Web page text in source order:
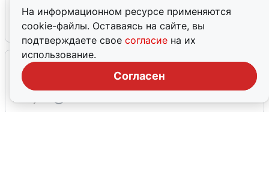
На информационном ресурсе применяются
cookie-файлы. Оставаясь на сайте, вы
подтверждаете свое согласие на их
использование.
Согласен
2 августа 0
Очевидцы сообщили о черном дыме в
Новосемейкино